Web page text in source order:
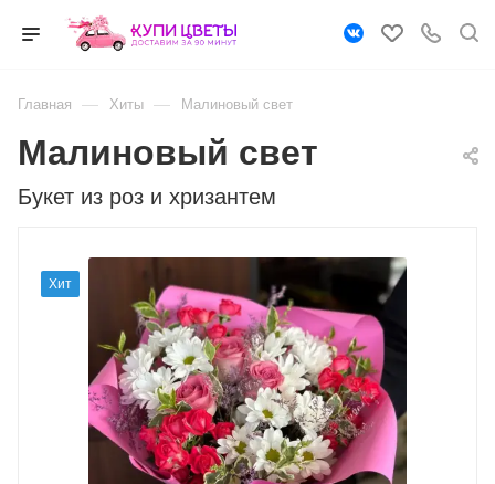
Главная — Хиты — Малиновый свет
Букет из роз и хризантем
Малиновый свет
Хит